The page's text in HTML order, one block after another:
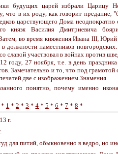
будущих царей избрали Царицу
что в их роду, как говорит предание,
царствующего Дома
князя Василия Дмитриевича
Затем, во время княжения Ивана III,
должности наместников
славой участвовал в войнах против
году, 27 ноября, т.е. в день
Замечательно и то, что под
две с изображением Знамения.
понятно, почему именно
* 1 * 2 * 3 * 4 * 5 * 6 * 7 * 8 *
г.
для питий, обыкновенно в ведро, но